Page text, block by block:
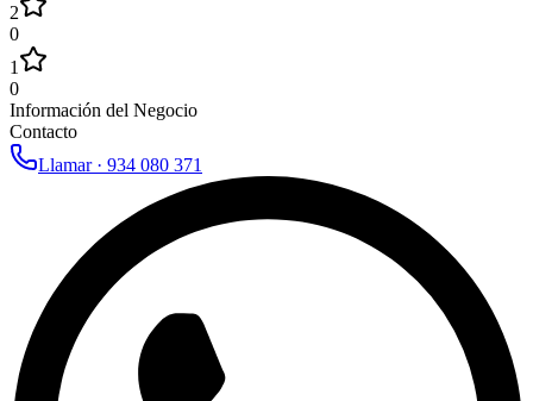
2
0
1
0
Información del Negocio
Contacto
Llamar · 934 080 371